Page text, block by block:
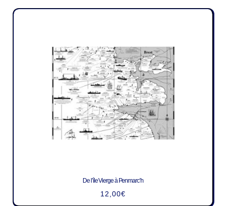
De l’île Vierge à Penmarc’h
12,00€